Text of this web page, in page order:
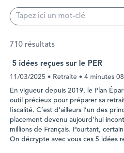
710 résultats
5 idées reçues sur le PER
11/03/2025 • Retraite • 4 minutes 08
En vigueur depuis 2019, le Plan
outil précieux pour préparer sa
fiscalité. C’est d’ailleurs l’un des
placement devenu aujourd’hui
millions de Français. Pourtant,
On décrypte avec vous ces 5 idées